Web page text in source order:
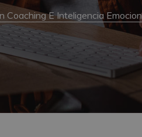
E Inteligencia